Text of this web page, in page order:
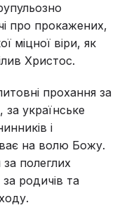
про прокажених,
міцної віри, як
Христос.
прохання за
українське
і
на волю Божу.
за полеглих
родичів та